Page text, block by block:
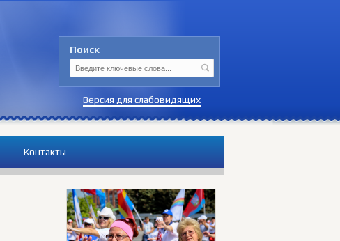
Поиск
Версия для слабовидящих
Контакты